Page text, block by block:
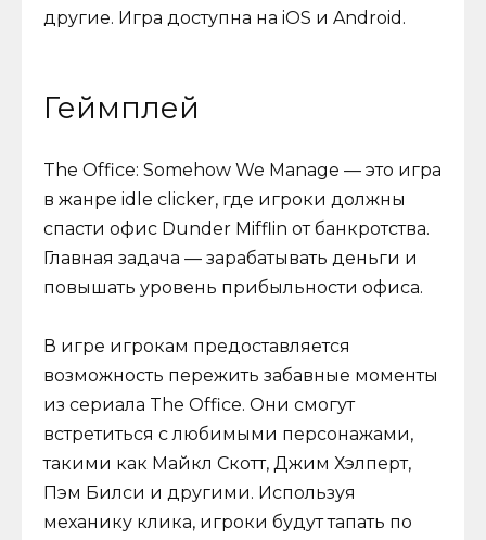
другие. Игра доступна на iOS и Android.
Геймплей
The Office: Somehow We Manage — это игра
в жанре idle clicker, где игроки должны
спасти офис Dunder Mifflin от банкротства.
Главная задача — зарабатывать деньги и
повышать уровень прибыльности офиса.
В игре игрокам предоставляется
возможность пережить забавные моменты
из сериала The Office. Они смогут
встретиться с любимыми персонажами,
такими как Майкл Скотт, Джим Хэлперт,
Пэм Билси и другими. Используя
механику клика, игроки будут тапать по